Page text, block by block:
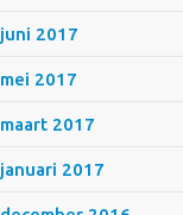
juni 2017
mei 2017
maart 2017
januari 2017